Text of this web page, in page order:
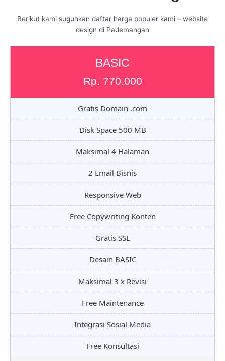
Berikut kami suguhkan daftar harga populer kami – website
design di Pademangan
BASIC
Rp. 770.000
Gratis Domain .com
Disk Space 500 MB
Maksimal 4 Halaman
2 Email Bisnis
Responsive Web
Free Copywriting Konten
Gratis SSL
Desain BASIC
Maksimal 3 x Revisi
Free Maintenance
Integrasi Sosial Media
Free Konsultasi